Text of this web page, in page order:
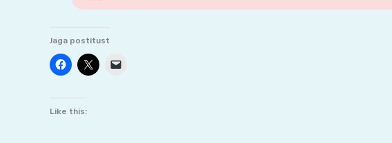
Jaga postitust
Like this: